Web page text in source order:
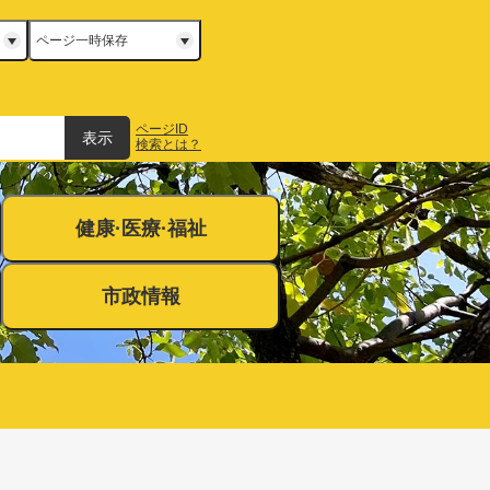
ページ一時保存
表示
ページID
検索とは？
健康·医療·福祉
市政情報